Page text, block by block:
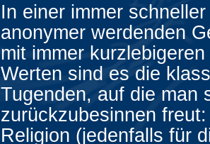
In einer immer
anonymer werdenden
mit immer
Werten sind es die
Tugenden, auf die man
zurückzubesinnen
Religion (jedenfalls für